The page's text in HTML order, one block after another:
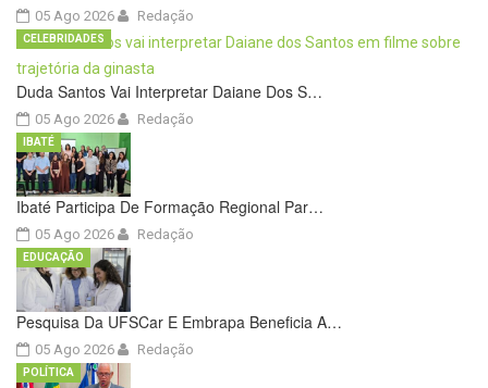
05 Ago 2026 Redação
Duda Santos Vai Interpretar Daiane Dos S…
05 Ago 2026
CELEBRIDADES
Redação
Ibaté Participa De Formação Regional Par…
05 Ago 2026
IBATÉ
Redação
Pesquisa Da UFSCar E Embrapa Beneficia A…
05 Ago 2026
EDUCAÇÃO
Redação
POLÍTICA